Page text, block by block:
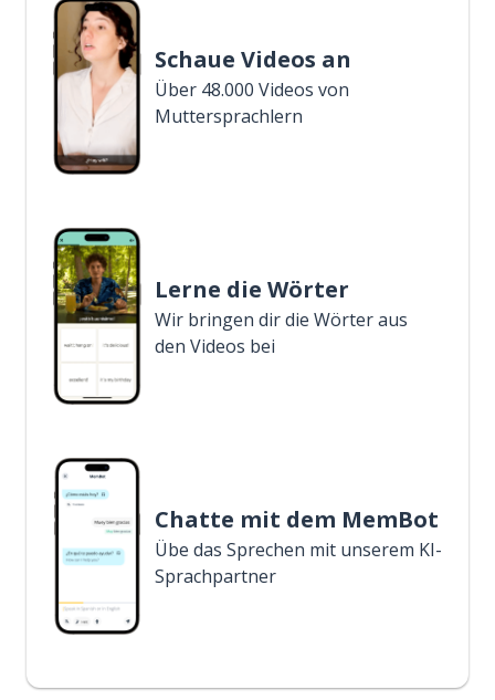
Schaue Videos an
Über 48.000 Videos von
Muttersprachlern
Lerne die Wörter
Wir bringen dir die Wörter aus
den Videos bei
Chatte mit dem MemBot
Übe das Sprechen mit unserem KI-
Sprachpartner